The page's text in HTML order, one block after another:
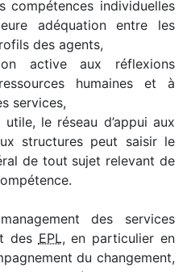
compétences individuelles
adéquation entre les
des agents,
active aux réflexions
humaines et à
services,
utile, le réseau d’appui aux
structures peut saisir le
de tout sujet relevant de
des services
des EPL, en particulier en
du changement,